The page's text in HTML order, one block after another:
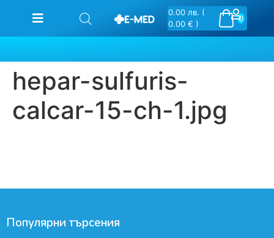
0
0.00 лв. (
0.00 € )
hepar-sulfuris-
calcar-15-ch-1.jpg
Популярни търсения